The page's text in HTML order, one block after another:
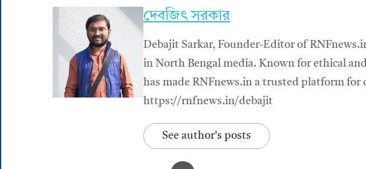
দেবজিৎ সরকার
Debajit Sarkar, Founder-Editor of
in North Bengal media. Known for ethical
has made RNFnews.in a trusted platform
https://rnfnews.in/debajit
See author's posts